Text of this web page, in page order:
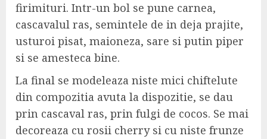
firimituri. Intr-un bol se pune carnea,
cascavalul ras, semintele de in deja prajite,
usturoi pisat, maioneza, sare si putin piper
si se amesteca bine.
La final se modeleaza niste mici chiftelute
din compozitia avuta la dispozitie, se dau
prin cascaval ras, prin fulgi de cocos. Se mai
decoreaza cu rosii cherry si cu niste frunze